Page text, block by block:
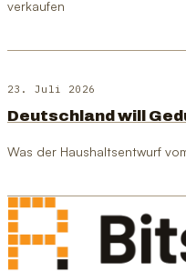
verkaufen
23. Juli 2026
Deutschland will
Was der Haushaltsentwurf